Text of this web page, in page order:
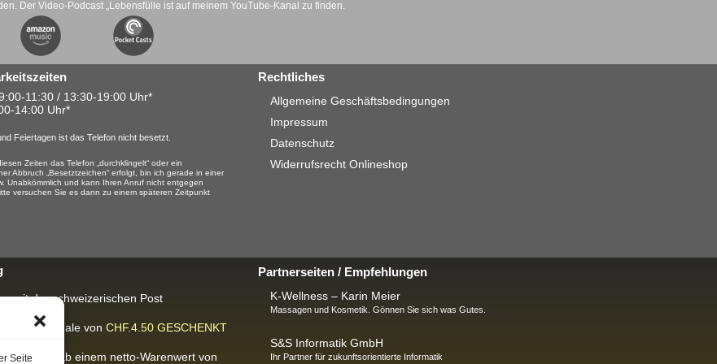
Seite
Der Video-Podcast „Lebensfülle ist auf meinem YouTube-Kanal zu finden.
11:30 / 13:30-19:00 Uhr*
14:00 Uhr*
Feiertagen ist das Telefon nicht besetzt.
Zeiten das Telefon „durchklingelt“ oder ein
Abbruch „Besetztzeichen“ erfolgt, bin ich gerade in einer
Unabkömmlich und kann Ihren Anruf nicht entgegen
versuchen Sie es dann zu einem späteren Zeitpunkt
Rechtliches
Allgemeine Geschäftsbedingungen
Impressum
Datenschutz
Widerrufsrecht Onlineshop
mit der schweizerischen Post
von CHF.4.50 GESCHENKT
Lieferung
ab einem netto-Warenwert von
Partnerseiten / Empfehlungen
K-Wellness – Karin Meier
Massagen und Kosmetik. Gönnen Sie sich was Gutes.
S&S Informatik GmbH
Ihr Partner für zukunftsorientierte Informatik